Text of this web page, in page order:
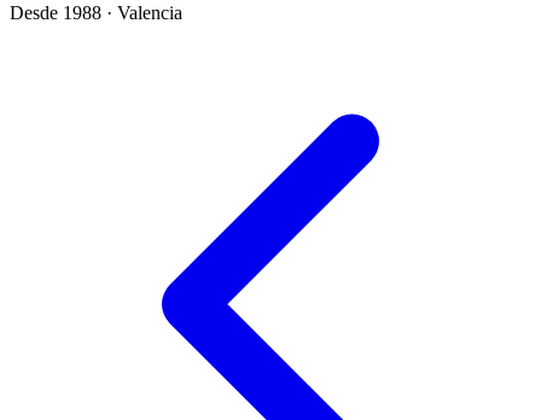
Desde 1988 · Valencia